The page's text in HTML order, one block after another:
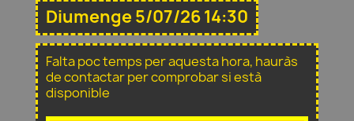
Diumenge 5/07/26 14:30
Falta poc temps per aquesta hora, hauràs
de contactar per comprobar si està
disponible